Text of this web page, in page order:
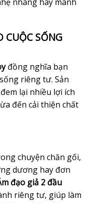
CUỘC SỐNG
đồng nghĩa bạn
riêng tư. Sản
lại nhiều lợi ích
đến cải thiện chất
chuyện chăn gối,
dương hay đơn
đạo giả 2 đầu
riêng tư, giúp làm